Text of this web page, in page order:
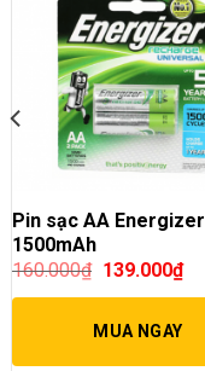
Pin sạc AA Energizer
1500mAh
160.000₫ 139.000₫
MUA NGAY